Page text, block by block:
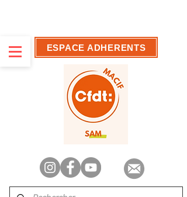
ESPACE ADHERENTS